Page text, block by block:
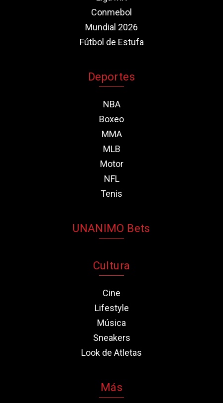
Conmebol
Mundial 2026
Fútbol de Estufa
Deportes
NBA
Boxeo
MMA
MLB
Motor
NFL
Tenis
UNANIMO Bets
Cultura
Cine
Lifestyle
Música
Sneakers
Look de Atletas
Más